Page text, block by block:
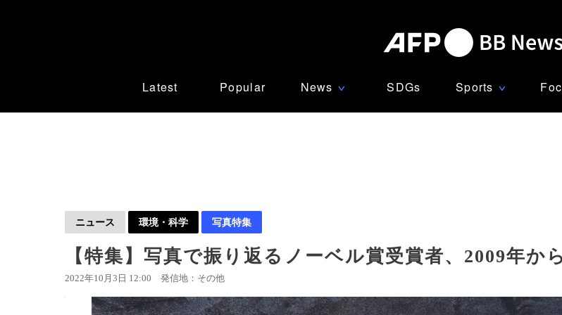
Latest Popular News ∨ SDGs Sports ∨
ニュース 環境・科学 写真特集
【特集】写真で振り返るノーベル賞受賞者、2009年か
2022年10月3日 12:00 発信地：その他